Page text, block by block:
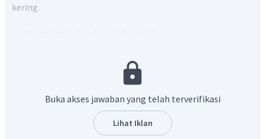
kering.
membutuhkan banyak air dalam proses
menanamnya. Tanaman yang tumbuh biasanya padi.
Pertanian lahan kering dapat berupa ladang dan
tegalan. Berbeda dengan sawah, ladang
memanfaatkan tanah kering sebagai media tanam.
Buka akses jawaban yang telah terverifikasi
Lihat Iklan